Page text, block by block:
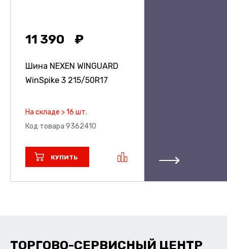
11 390
Шина NEXEN WINGUARD
WinSpike 3 215/50R17
На складе > 16 шт.
Код товара 9362410
КУПИТЬ
ТОРГОВО-СЕРВИСНЫЙ ЦЕНТР